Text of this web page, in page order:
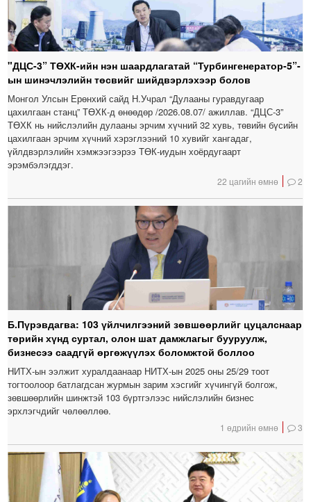
"ДЦС-3” ТӨХК-ийн нэн шаардлагатай “Турбингенератор-5”-
ын шинэчлэлийн төсвийг шийдвэрлэхээр болов
Монгол Улсын Ерөнхий сайд Н.Учрал “Дулааны гуравдугаар
цахилгаан станц” ТӨХК-д өнөөдөр /2026.08.07/ ажиллав. “ДЦС-3”
ТӨХК нь нийслэлийн дулааны эрчим хүчний 32 хувь, төвийн бүсийн
цахилгаан эрчим хүчний хэрэглээний 10 хувийг хангадаг,
үйлдвэрлэлийн хэмжээгээрээ ТӨК-иудын хоёрдугаарт
эрэмбэлэгддэг.
22 цагийн өмнө 2
Б.Пүрэвдагва: 103 үйлчилгээний зөвшөөрлийг цуцалснаар
төрийн хүнд суртал, олон шат дамжлагыг бууруулж,
бизнесээ саадгүй өргөжүүлэх боломжтой боллоо
НИТХ-ын ээлжит хуралдаанаар НИТХ-ын 2025 оны 25/29 тоот
тогтоолоор батлагдсан журмын зарим хэсгийг хүчингүй болгож,
зөвшөөрлийн шинжтэй 103 бүртгэлээс нийслэлийн бизнес
эрхлэгчдийг чөлөөллөө.
1 өдрийн өмнө 3